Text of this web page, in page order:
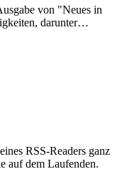
von "Neues in
darunter…
RSS-Readers ganz
auf dem Laufenden.